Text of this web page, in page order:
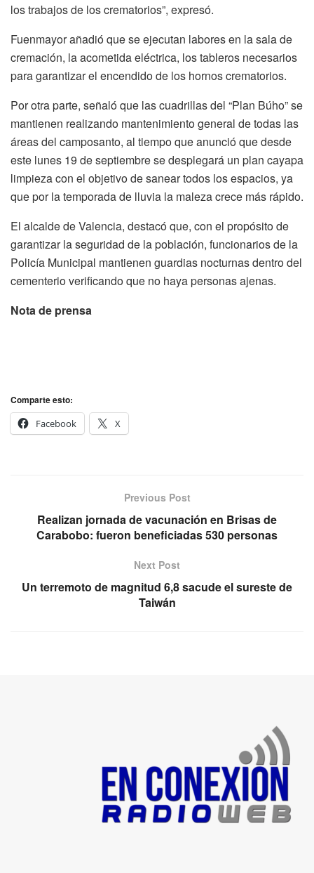
los trabajos de los crematorios”, expresó.
Fuenmayor añadió que se ejecutan labores en la sala de
cremación, la acometida eléctrica, los tableros necesarios
para garantizar el encendido de los hornos crematorios.
Por otra parte, señaló que las cuadrillas del “Plan Búho” se
mantienen realizando mantenimiento general de todas las
áreas del camposanto, al tiempo que anunció que desde
este lunes 19 de septiembre se desplegará un plan cayapa
limpieza con el objetivo de sanear todos los espacios, ya
que por la temporada de lluvia la maleza crece más rápido.
El alcalde de Valencia, destacó que, con el propósito de
garantizar la seguridad de la población, funcionarios de la
Policía Municipal mantienen guardias nocturnas dentro del
cementerio verificando que no haya personas ajenas.
Nota de prensa
Comparte esto:
Facebook
X
Previous Post
Realizan jornada de vacunación en Brisas de
Carabobo: fueron beneficiadas 530 personas
Next Post
Un terremoto de magnitud 6,8 sacude el sureste de
Taiwán